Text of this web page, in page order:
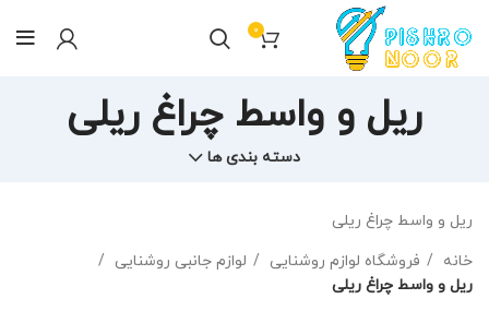
0
ریل و واسط چراغ ریلی
دسته بندی ها
ریل و واسط چراغ ریلی
خانه
فروشگاه لوازم روشنایی
لوازم جانبی روشنایی
ریل و واسط چراغ ریلی